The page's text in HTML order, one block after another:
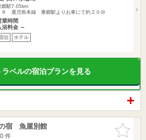
郷駅7.05km
Ｒ 鹿児島本線 東郷駅よりお車にて約２０分
業時間
浴料金 ～
泊 ホテル
ラベルの宿泊プランを見る
お気に入
りに追加
宿 魚屋別館
件